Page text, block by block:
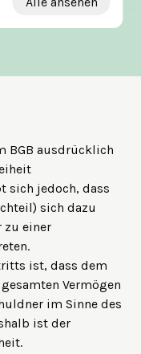
BGB ausdrücklich
sich jedoch, dass
sich dazu
zu einer
ist, dass dem
Vermögen
im Sinne des
ist der